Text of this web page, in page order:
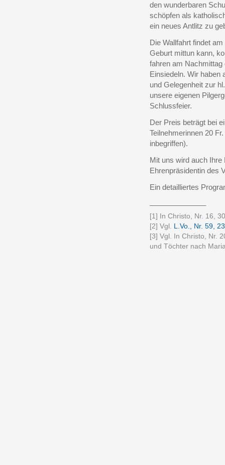
den wunderbaren
schöpfen als
ein neues Antlitz zu
Die Wallfahrt findet
Geburt mittun kann,
fahren am Nachmittag
Einsiedeln. Wir haben
und Gelegenheit zur
unsere eigenen
Schlussfeier.
Der Preis beträgt bei
Teilnehmerinnen 20
inbegriffen).
Mit uns wird auch
Ehrenpräsidentin des
Ein detailliertes
[1] In Christo, Nr. 16,
[2] Vgl. L.Vo., Nr. 59,
[3] Vgl. In Christo, Nr.
und Töchter nach